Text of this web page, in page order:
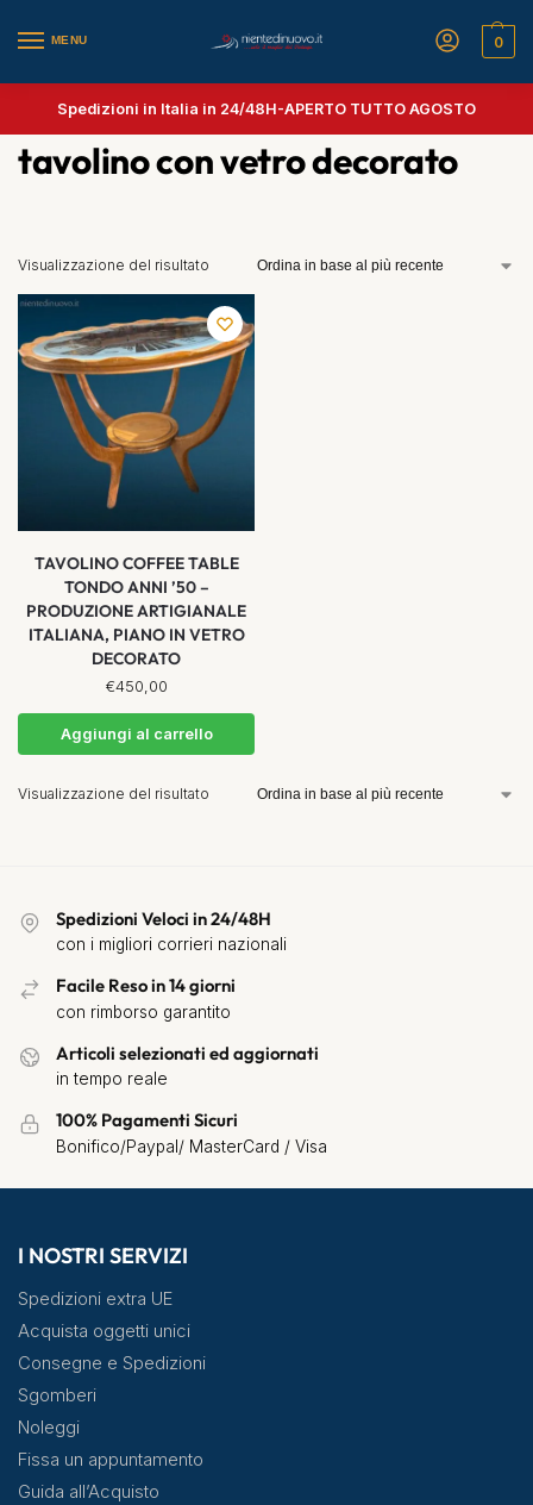
MENU 0
Spedizioni in Italia in 24/48H-APERTO TUTTO AGOSTO
tavolino con vetro decorato
Visualizzazione del risultato
TAVOLINO COFFEE TABLE
TONDO ANNI ’50 –
PRODUZIONE ARTIGIANALE
ITALIANA, PIANO IN VETRO
DECORATO
€450,00
Aggiungi al carrello
Visualizzazione del risultato
Spedizioni Veloci in 24/48H
con i migliori corrieri nazionali
Facile Reso in 14 giorni
con rimborso garantito
Articoli selezionati ed aggiornati
in tempo reale
100% Pagamenti Sicuri
Bonifico/Paypal/ MasterCard / Visa
I NOSTRI SERVIZI
Spedizioni extra UE
Acquista oggetti unici
Consegne e Spedizioni
Sgomberi
Noleggi
Fissa un appuntamento
Guida all’Acquisto